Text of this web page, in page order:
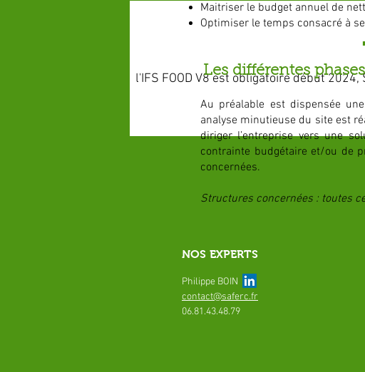
l'IFS FOOD V8 est obligatoire début
Maitriser le budget annuel de
Optimiser le temps consacré à
Les différentes
Au préalable est dispensée
analyse minutieuse du site est
diriger l’entreprise vers une
contrainte budgétaire et/ou de
concernées.
Structures concernées : toutes
NOS EXPERTS
Philippe BOIN
contact@saferc.fr
06.81.43.48.79